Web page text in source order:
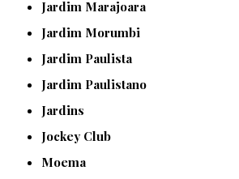
Jardim Marajoara
Jardim Morumbi
Jardim Paulista
Jardim Paulistano
Jardins
Jockey Club
Moema